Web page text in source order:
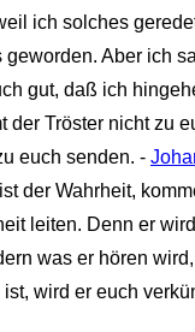
ich solches
geworden. Aber ich
gut, daß ich
der Tröster nicht zu
euch senden. -
der Wahrheit,
leiten. Denn er
was er hören
wird er euch